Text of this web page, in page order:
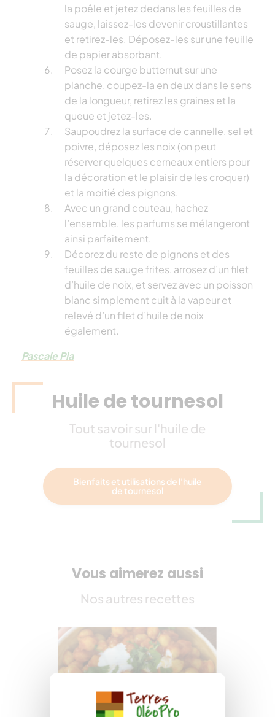
la poêle et jetez dedans les feuilles de
sauge, laissez-les devenir croustillantes
et retirez-les. Déposez-les sur une feuille
de papier absorbant.
Posez la courge butternut sur une
planche, coupez-la en deux dans le sens
de la longueur, retirez les graines et la
queue et jetez-les.
Saupoudrez la surface de cannelle, sel et
poivre, déposez les noix (on peut
réserver quelques cerneaux entiers pour
la décoration et le plaisir de les croquer)
et la moitié des pignons.
Avec un grand couteau, hachez
l’ensemble, les parfums se mélangeront
ainsi parfaitement.
Décorez du reste de pignons et des
feuilles de sauge frites, arrosez d’un filet
d’huile de noix, et servez avec un poisson
blanc simplement cuit à la vapeur et
relevé d’un filet d’huile de noix
également.
Pascale Pla
Huile de tournesol
Tout savoir sur l'huile de
tournesol
Bienfaits et utilisations de l'huile
de tournesol
Vous aimerez aussi
Nos autres recettes